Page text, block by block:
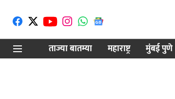
ताज्या बातम्या
महाराष्ट्र मुंबई पुणे